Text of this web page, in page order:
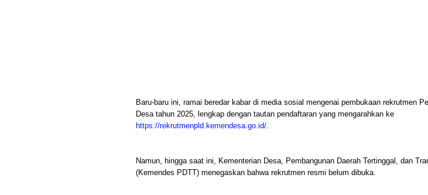
Baru-baru ini, ramai beredar kabar di media sosial mengenai pembukaan rekrutmen
Desa tahun 2025, lengkap dengan tautan pendaftaran yang mengarahkan ke
https://rekrutmenpld.kemendesa.go.id/.
Namun, hingga saat ini, Kementerian Desa, Pembangunan Daerah Tertinggal, dan
(Kemendes PDTT) menegaskan bahwa rekrutmen resmi belum dibuka.